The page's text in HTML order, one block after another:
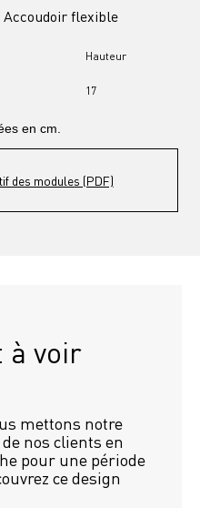
Accoudoir flexible
Hauteur
17
des modules (PDF)
en cm.
à voir
mettons notre
nos clients en
pour une période
ce design